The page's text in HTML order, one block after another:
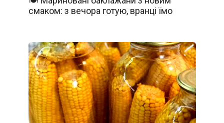
смаком: з вечора готую, вранці їмо